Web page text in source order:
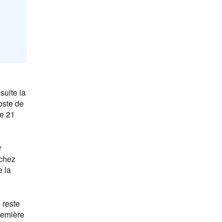
la
de
21
la
reste